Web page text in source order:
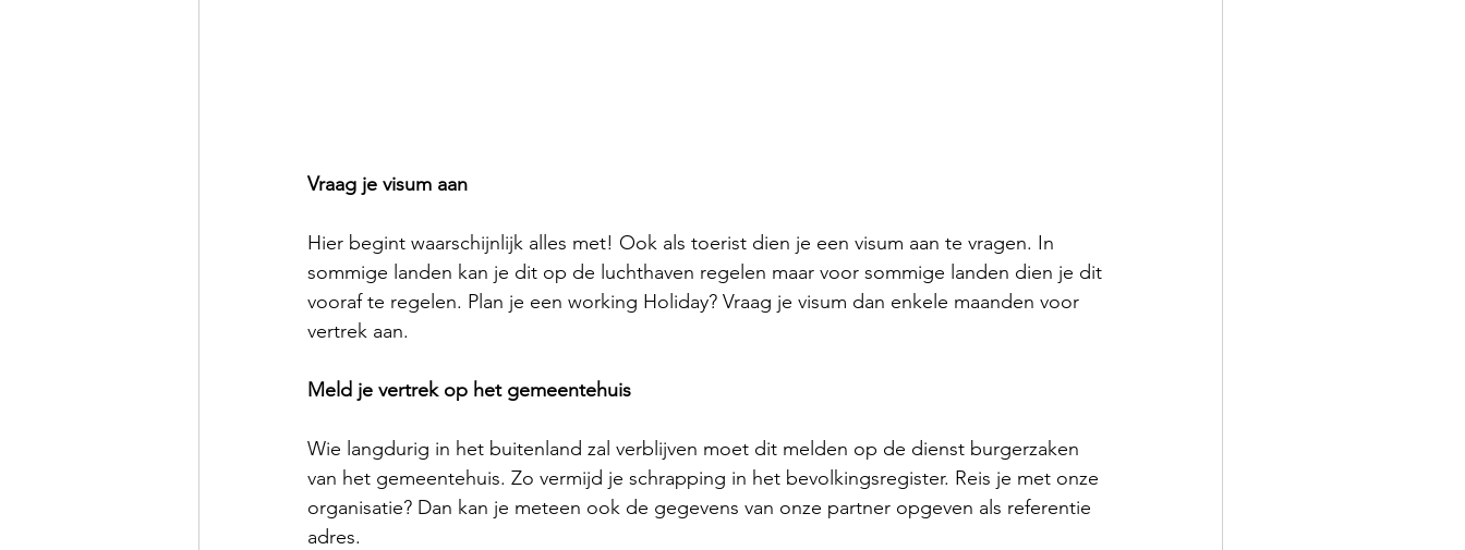
Vraag je visum aan
Hier begint waarschijnlijk alles met! Ook als toerist dien je een visum aan te vragen. In
sommige landen kan je dit op de luchthaven regelen maar voor sommige landen dien je dit
vooraf te regelen. Plan je een working Holiday? Vraag je visum dan enkele maanden voor
vertrek aan.
Meld je vertrek op het gemeentehuis
Wie langdurig in het buitenland zal verblijven moet dit melden op de dienst burgerzaken
van het gemeentehuis. Zo vermijd je schrapping in het bevolkingsregister. Reis je met onze
organisatie? Dan kan je meteen ook de gegevens van onze partner opgeven als referentie
adres.